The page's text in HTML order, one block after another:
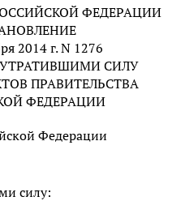
ФЕДЕРАЦИИ
2014 г. N 1276
СИЛУ
ПРАВИТЕЛЬСТВА
ФЕДЕРАЦИИ
Федерации
силу: